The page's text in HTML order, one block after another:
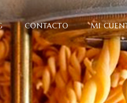
CONTACTO MI